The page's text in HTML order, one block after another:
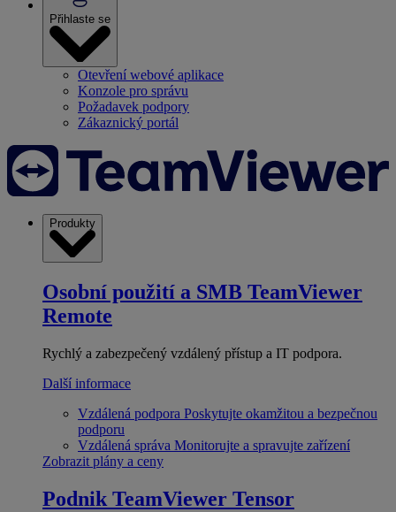
Přihlaste se
Otevření webové aplikace
Konzole pro správu
Požadavek podpory
Zákaznický portál
Produkty
Osobní použití a SMB TeamViewer
Remote
Rychlý a zabezpečený vzdálený přístup a IT podpora.
Další informace
Vzdálená podpora Poskytujte okamžitou a bezpečnou
podporu
Vzdálená správa Monitorujte a spravujte zařízení
Zobrazit plány a ceny
Podnik TeamViewer Tensor